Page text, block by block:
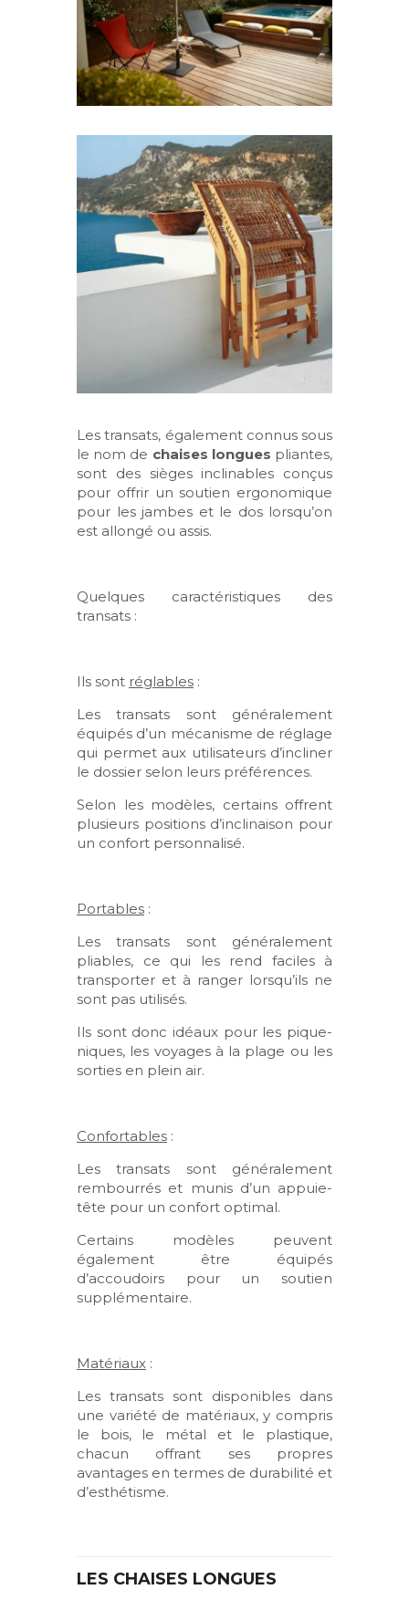
Les transats, également connus sous
le nom de chaises longues pliantes,
sont des sièges inclinables conçus
pour offrir un soutien ergonomique
pour les jambes et le dos lorsqu’on
est allongé ou assis.
Quelques caractéristiques des
transats :
Ils sont réglables :
Les transats sont généralement
équipés d’un mécanisme de réglage
qui permet aux utilisateurs d’incliner
le dossier selon leurs préférences.
Selon les modèles, certains offrent
plusieurs positions d’inclinaison pour
un confort personnalisé.
Portables :
Les transats sont généralement
pliables, ce qui les rend faciles à
transporter et à ranger lorsqu’ils ne
sont pas utilisés.
Ils sont donc idéaux pour les pique-
niques, les voyages à la plage ou les
sorties en plein air.
Confortables :
Les transats sont généralement
rembourrés et munis d’un appuie-
tête pour un confort optimal.
Certains modèles peuvent
également être équipés
d’accoudoirs pour un soutien
supplémentaire.
Matériaux :
Les transats sont disponibles dans
une variété de matériaux, y compris
le bois, le métal et le plastique,
chacun offrant ses propres
avantages en termes de durabilité et
d’esthétisme.
LES CHAISES LONGUES